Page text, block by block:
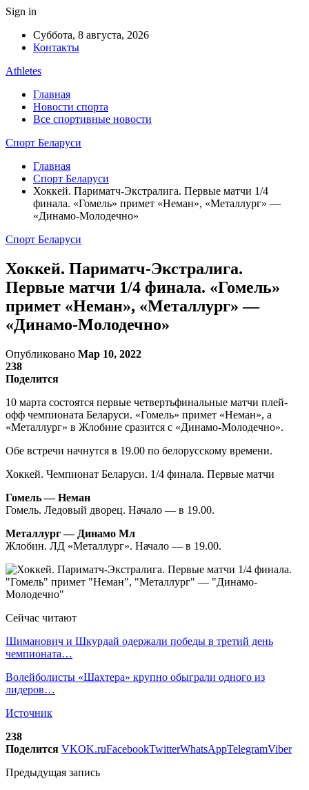
Sign in
Суббота, 8 августа, 2026
Контакты
Athletes
Главная
Новости спорта
Все спортивные новости
Спорт Беларуси
Главная
Спорт Беларуси
Хоккей. Париматч-Экстралига. Первые матчи 1/4
финала. «Гомель» примет «Неман», «Металлург» —
«Динамо-Молодечно»
Спорт Беларуси
Хоккей. Париматч-Экстралига.
Первые матчи 1/4 финала. «Гомель»
примет «Неман», «Металлург» —
«Динамо-Молодечно»
Опубликовано Мар 10, 2022
238
Поделится
10 марта состоятся первые четвертьфинальные матчи плей-
офф чемпионата Беларуси. «Гомель» примет «Неман», а
«Металлург» в Жлобине сразится с «Динамо-Молодечно».
Обе встречи начнутся в 19.00 по белорусскому времени.
Хоккей. Чемпионат Беларуси. 1/4 финала. Первые матчи
Гомель — Неман
Гомель. Ледовый дворец. Начало — в 19.00.
Металлург — Динамо Мл
Жлобин. ЛД «Металлург». Начало — в 19.00.
Сейчас читают
Шиманович и Шкурдай одержали победы в третий день
чемпионата…
Волейболисты «Шахтера» крупно обыграли одного из
лидеров…
Источник
238
Поделится VKOK.ruFacebookTwitterWhatsAppTelegramViber
Предыдущая запись